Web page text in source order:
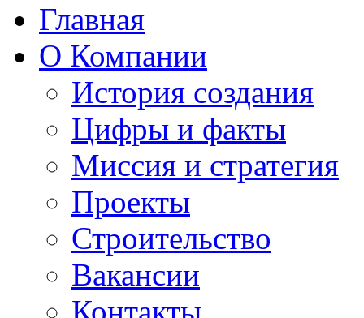
Главная
О Компании
История создания
Цифры и факты
Миссия и стратегия
Проекты
Строительство
Вакансии
Контакты